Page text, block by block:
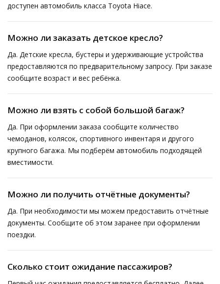
доступен автомобиль класса Toyota Hiace.
Можно ли заказать детское кресло?
Да. Детские кресла, бустеры и удерживающие устройства
предоставляются по предварительному запросу. При заказе
сообщите возраст и вес ребёнка.
Можно ли взять с собой большой багаж?
Да. При оформлении заказа сообщите количество
чемоданов, колясок, спортивного инвентаря и другого
крупного багажа. Мы подберём автомобиль подходящей
вместимости.
Можно ли получить отчётные документы?
Да. При необходимости мы можем предоставить отчётные
документы. Сообщите об этом заранее при оформлении
поездки.
Сколько стоит ожидание пассажиров?